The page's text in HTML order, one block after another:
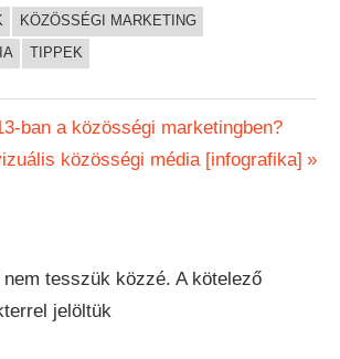
KÖZÖSSÉGI MARKETING
TIPPEK
ban a közösségi marketingben?
közösségi média [infografika]
tesszük közzé. A kötelező
jelöltük